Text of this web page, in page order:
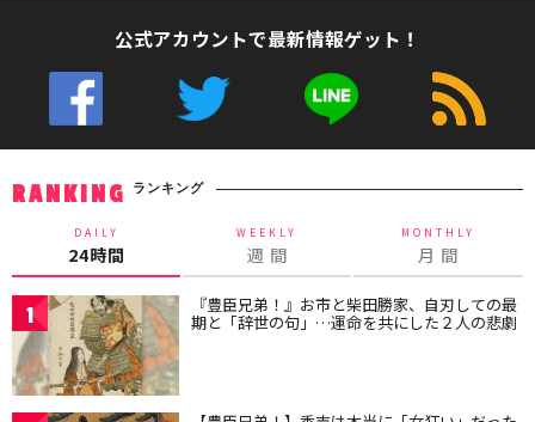
公式アカウントで最新情報ゲット！
RANKING ランキング
DAILY
24時間
WEEKLY
週 間
MONTHLY
月 間
1 『豊臣兄弟！』お市と柴田勝家、自刃しての最
期と「辞世の句」…運命を共にした２人の悲劇